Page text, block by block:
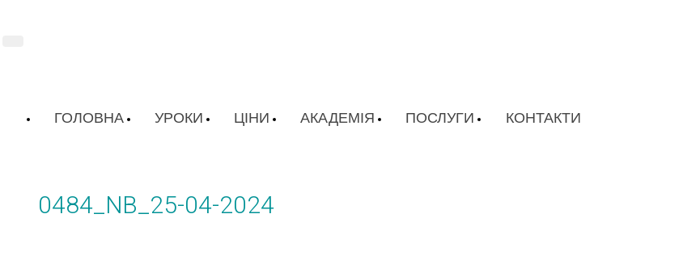
ГОЛОВНА УРОКИ ЦІНИ АКАДЕМІЯ ПОСЛУГИ КОНТАКТИ
0484_NB_25-04-2024